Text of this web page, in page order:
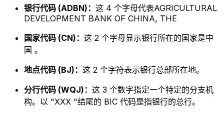
银行代码 (ADBN)： 这 4 个字母代表AGRICULTURAL
DEVELOPMENT BANK OF CHINA, THE
国家代码 (CN)： 这 2 个字母显示银行所在的国家是中
国 。
地点代码 (BJ)： 这 2 个字符表示银行总部所在地。
分行代码 (WQJ)： 这 3 个数字指定一个特定的分支机
构。以 "XXX "结尾的 BIC 代码是指银行的总行。